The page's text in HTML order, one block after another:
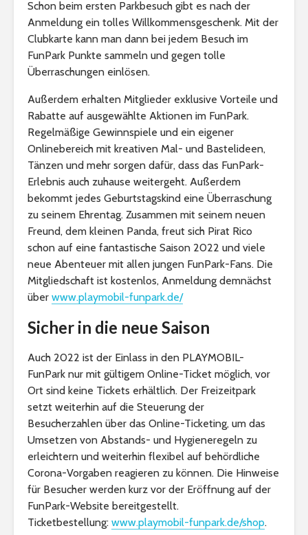
Schon beim ersten Parkbesuch gibt es nach der
Anmeldung ein tolles Willkommensgeschenk. Mit der
Clubkarte kann man dann bei jedem Besuch im
FunPark Punkte sammeln und gegen tolle
Überraschungen einlösen.
Außerdem erhalten Mitglieder exklusive Vorteile und
Rabatte auf ausgewählte Aktionen im FunPark.
Regelmäßige Gewinnspiele und ein eigener
Onlinebereich mit kreativen Mal- und Bastelideen,
Tänzen und mehr sorgen dafür, dass das FunPark-
Erlebnis auch zuhause weitergeht. Außerdem
bekommt jedes Geburtstagskind eine Überraschung
zu seinem Ehrentag. Zusammen mit seinem neuen
Freund, dem kleinen Panda, freut sich Pirat Rico
schon auf eine fantastische Saison 2022 und viele
neue Abenteuer mit allen jungen FunPark-Fans. Die
Mitgliedschaft ist kostenlos, Anmeldung demnächst
über www.playmobil-funpark.de/
Sicher in die neue Saison
Auch 2022 ist der Einlass in den PLAYMOBIL-
FunPark nur mit gültigem Online-Ticket möglich, vor
Ort sind keine Tickets erhältlich. Der Freizeitpark
setzt weiterhin auf die Steuerung der
Besucherzahlen über das Online-Ticketing, um das
Umsetzen von Abstands- und Hygieneregeln zu
erleichtern und weiterhin flexibel auf behördliche
Corona-Vorgaben reagieren zu können. Die Hinweise
für Besucher werden kurz vor der Eröffnung auf der
FunPark-Website bereitgestellt.
Ticketbestellung: www.playmobil-funpark.de/shop.